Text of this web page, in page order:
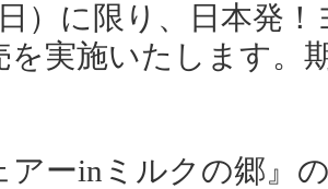
）に限り、日本発
を実施いたします。
アーinミルクの郷』